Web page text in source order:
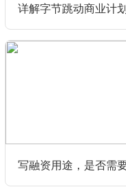
写融资用途，是否需